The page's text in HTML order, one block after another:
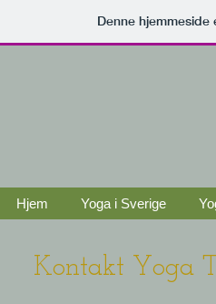
Denne
Hjem Yoga i Sverige
Kontakt Yoga